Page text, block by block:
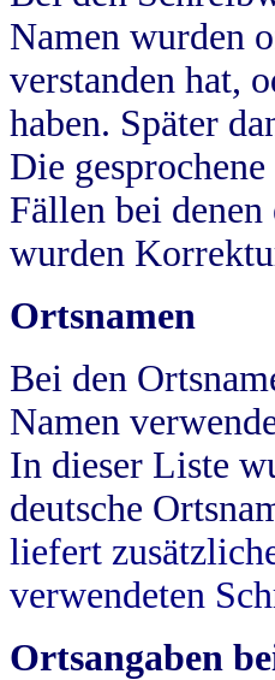
Namen wurden
verstanden hat,
haben. Später
Die
Fällen bei
wurden
Ortsnamen
Bei den
Namen
In dieser Liste
deutsche
liefert
verwendeten
Ortsangaben